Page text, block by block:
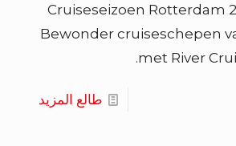
Cruiseseizoen Rotterdam
Bewonder cruiseschepen
met River
طالع المزيد